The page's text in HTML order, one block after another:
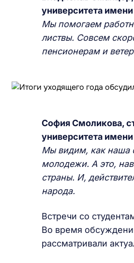
университета
Мы помогаем
листвы. Совсем
пенсионерам и
София Смоликова,
университета
Мы видим, как наша
молодежи. А это,
страны. И,
народа.
Встречи со
Во время
рассматривали